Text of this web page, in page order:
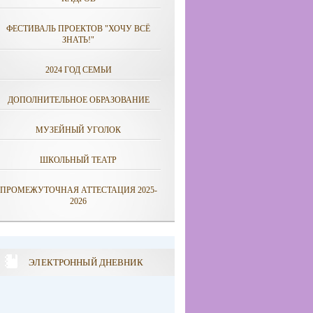
ФЕСТИВАЛЬ ПРОЕКТОВ "ХОЧУ ВСЁ
ЗНАТЬ!"
2024 ГОД СЕМЬИ
ДОПОЛНИТЕЛЬНОЕ ОБРАЗОВАНИЕ
МУЗЕЙНЫЙ УГОЛОК
ШКОЛЬНЫЙ ТЕАТР
ПРОМЕЖУТОЧНАЯ АТТЕСТАЦИЯ 2025-
2026
ЭЛЕКТРОННЫЙ ДНЕВНИК